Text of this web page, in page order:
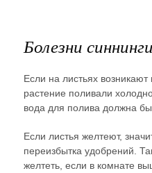
Болезни
Если на листьях возникают
растение поливали
вода для полива должна
Если листья желтеют,
переизбытка удобрений.
желтеть, если в комнате